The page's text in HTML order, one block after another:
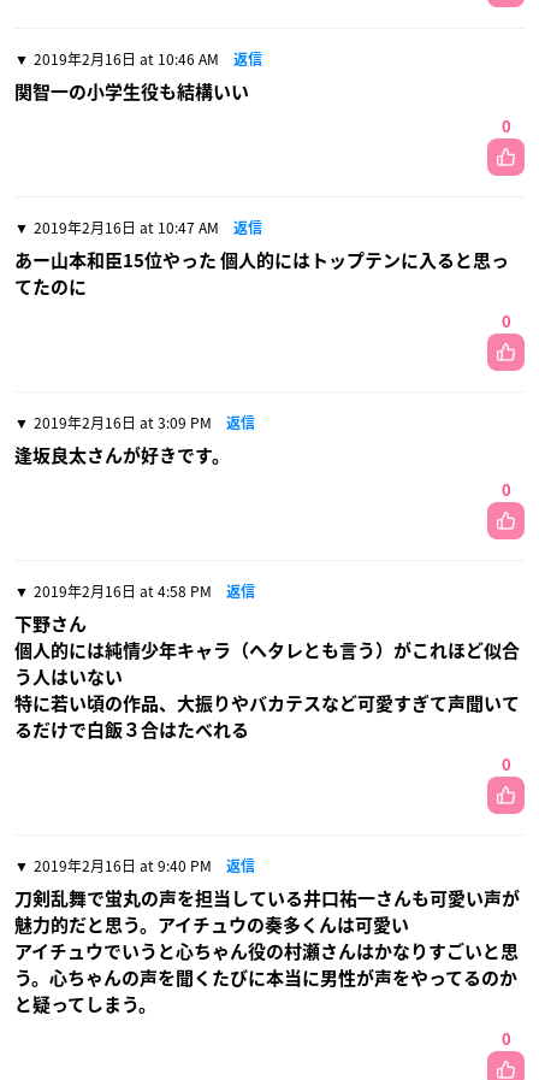
2019年2月16日 at 10:46 AM 返信
関智一の小学生役も結構いい
0
2019年2月16日 at 10:47 AM 返信
あー山本和臣15位やった 個人的にはトップテンに入ると思っ
てたのに
0
2019年2月16日 at 3:09 PM 返信
逢坂良太さんが好きです。
0
2019年2月16日 at 4:58 PM 返信
下野さん
個人的には純情少年キャラ（ヘタレとも言う）がこれほど似合
う人はいない
特に若い頃の作品、大振りやバカテスなど可愛すぎて声聞いて
るだけで白飯３合はたべれる
0
2019年2月16日 at 9:40 PM 返信
刀剣乱舞で蛍丸の声を担当している井口祐一さんも可愛い声が
魅力的だと思う。アイチュウの奏多くんは可愛い
アイチュウでいうと心ちゃん役の村瀬さんはかなりすごいと思
う。心ちゃんの声を聞くたびに本当に男性が声をやってるのか
と疑ってしまう。
0